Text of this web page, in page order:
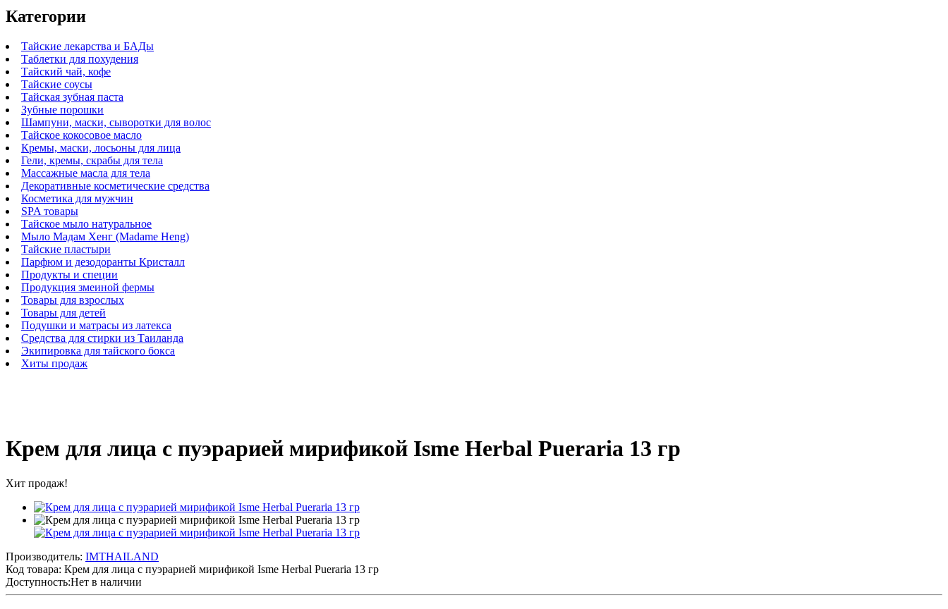
Категории
Тайские лекарства и БАДы
Таблетки для похудения
Тайский чай, кофе
Тайские соусы
Тайская зубная паста
Зубные порошки
Шампуни, маски, сыворотки для волос
Тайское кокосовое масло
Кремы, маски, лосьоны для лица
Гели, кремы, скрабы для тела
Массажные масла для тела
Декоративные косметические средства
Косметика для мужчин
SPA товары
Тайское мыло натуральное
Мыло Мадам Хенг (Madame Heng)
Тайские пластыри
Парфюм и дезодоранты Кристалл
Продукты и специи
Продукция змеиной фермы
Товары для взрослых
Товары для детей
Подушки и матрасы из латекса
Средства для стирки из Таиланда
Экипировка для тайского бокса
Хиты продаж
Крем для лица с пуэрарией мирификой Isme Herbal Pueraria 13 гр
Хит продаж!
Производитель: IMTHAILAND
Код товара: Крем для лица с пуэрарией мирификой Isme Herbal Pueraria 13 гр
Доступность:Нет в наличии